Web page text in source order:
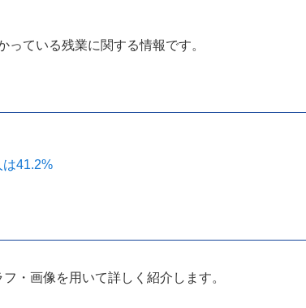
ている残業に関する情報です。
41.2%
・画像を用いて詳しく紹介します。